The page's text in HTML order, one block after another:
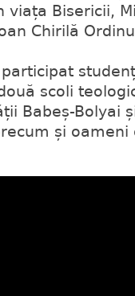
viața Bisericii,
Chirilă
scoli
Babeș-Bolyai
și